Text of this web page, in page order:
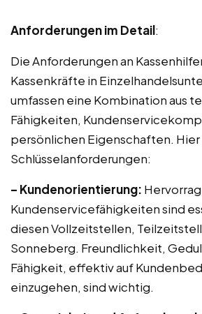
Anforderungen im Detail:
Die Anforderungen an
Kassenkräfte in
umfassen eine Kombination aus
Fähigkeiten,
persönlichen Eigenschaften. Hier
Schlüsselanforderungen:
– Kundenorientierung:
Kundenservicefähigkeiten sind
diesen Vollzeitstellen,
Sonneberg. Freundlichkeit,
Fähigkeit, effektiv auf
einzugehen, sind wichtig.